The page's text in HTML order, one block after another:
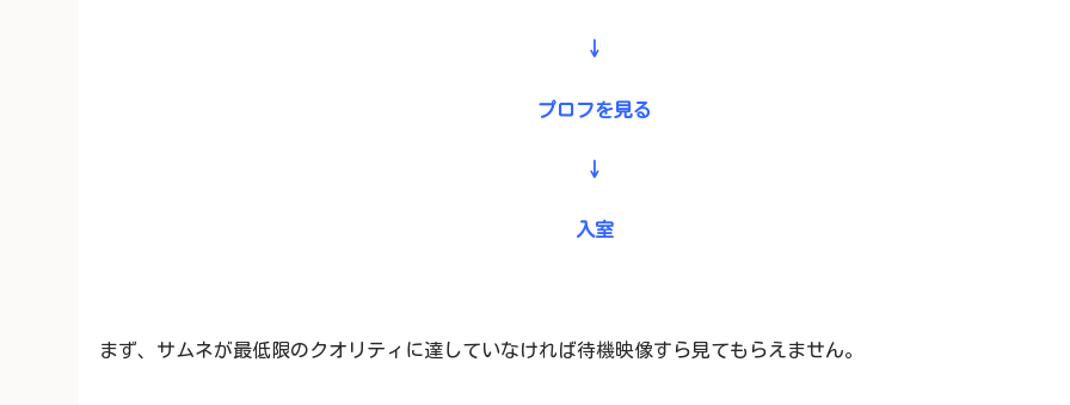
↓
プロフを見る
↓
入室
まず、サムネが最低限のクオリティに達していなければ待機映像すら見てもらえません。